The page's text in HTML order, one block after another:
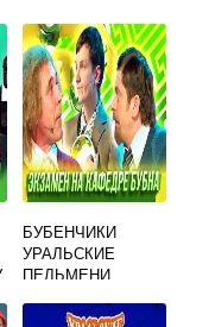
БУБЕНЧИКИ
УРАЛЬСКИЕ
ПЕЛЬМЕНИ